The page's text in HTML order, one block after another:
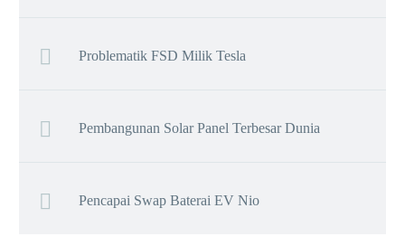
Problematik FSD Milik Tesla
Pembangunan Solar Panel Terbesar Dunia
Pencapai Swap Baterai EV Nio